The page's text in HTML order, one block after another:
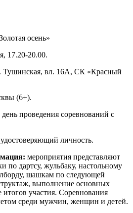
осень»
17.20-20.00.
Тушинская, вл. 16А, СК «Красный
(6+).
день проведения соревнований с
личность.
мероприятия представляют
по дартсу, жульбаку, настольному
шашкам по следующей
выполнение основных
участия. Соревнования
среди мужчин, женщин и детей.